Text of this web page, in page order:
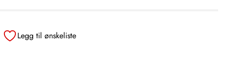
Legg til ønskeliste